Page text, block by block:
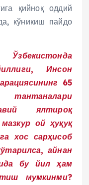
қийноқ оддий
кўникиш пайдо
Инсон
65
ялтироқ
ой ҳуқуқ
хос сарҳисоб
айнан
бу йил ҳам
мумкинми?